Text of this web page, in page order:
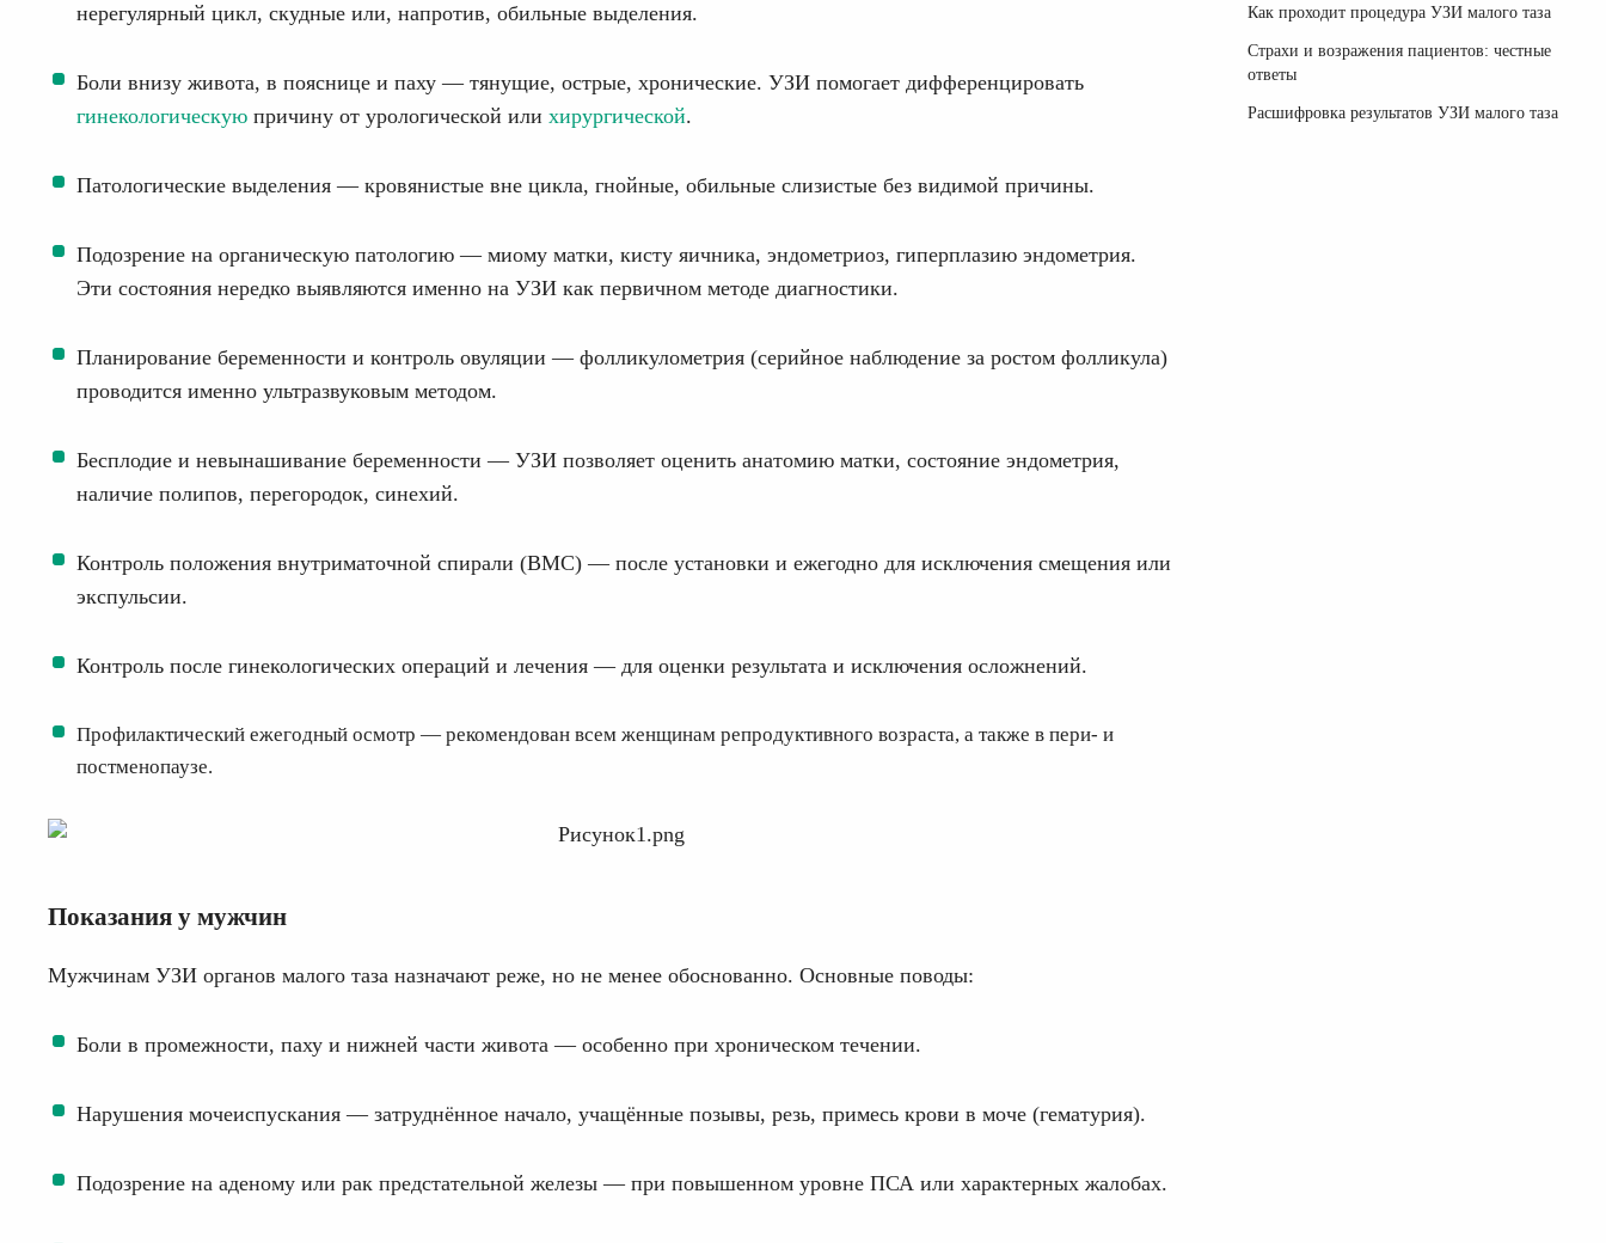
нерегулярный цикл, скудные или, напротив, обильные выделения.
Боли внизу живота, в пояснице и паху — тянущие, острые, хронические. УЗИ помогает дифференцировать
гинекологическую причину от урологической или хирургической.
Патологические выделения — кровянистые вне цикла, гнойные, обильные слизистые без видимой причины.
Подозрение на органическую патологию — миому матки, кисту яичника, эндометриоз, гиперплазию эндометрия.
Эти состояния нередко выявляются именно на УЗИ как первичном методе диагностики.
Планирование беременности и контроль овуляции — фолликулометрия (серийное наблюдение за ростом фолликула)
проводится именно ультразвуковым методом.
Бесплодие и невынашивание беременности — УЗИ позволяет оценить анатомию матки, состояние эндометрия,
наличие полипов, перегородок, синехий.
Контроль положения внутриматочной спирали (ВМС) — после установки и ежегодно для исключения смещения или
экспульсии.
Контроль после гинекологических операций и лечения — для оценки результата и исключения осложнений.
Профилактический ежегодный осмотр — рекомендован всем женщинам репродуктивного возраста, а также в пери- и
постменопаузе.
Показания у мужчин
Мужчинам УЗИ органов малого таза назначают реже, но не менее обоснованно. Основные поводы:
Боли в промежности, паху и нижней части живота — особенно при хроническом течении.
Нарушения мочеиспускания — затруднённое начало, учащённые позывы, резь, примесь крови в моче (гематурия).
Подозрение на аденому или рак предстательной железы — при повышенном уровне ПСА или характерных жалобах.
Как проходит процедура УЗИ малого таза
Страхи и возражения пациентов: честные
ответы
Расшифровка результатов УЗИ малого таза